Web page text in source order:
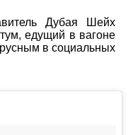
Дубая Шейх
едущий в вагоне
в социальных